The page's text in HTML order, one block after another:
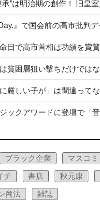
ブラック企業 マスコミ
チ 書店 秋元康
商法 雑誌